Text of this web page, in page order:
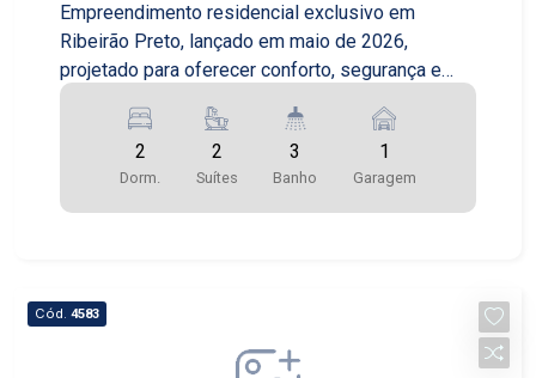
Empreendimento residencial exclusivo em
Ribeirão Preto, lançado em maio de 2026,
projetado para oferecer conforto, segurança e
valorizadas do interior paulista. Com entrega
prevista para outubro de 2028, o condomínio
reúne arquitetura moderna, excelente distribuição
dos espaços e infraestrutura completa para toda
apartamentos por pavimento, proporcionando
mais privacidade, tranquilidade e exclusividade
2
Dorm.
2
Suítes
3
Banho
1
Garagem
Cód. 4583